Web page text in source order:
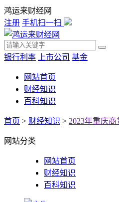
鸿运来财经网
注册 手机扫一扫
银行利率 上市公司 基金
网站首页
财经知识
百科知识
首页 > 财经知识 > 2023年重庆
网站分类
网站首页
财经知识
百科知识